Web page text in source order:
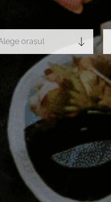
orașul